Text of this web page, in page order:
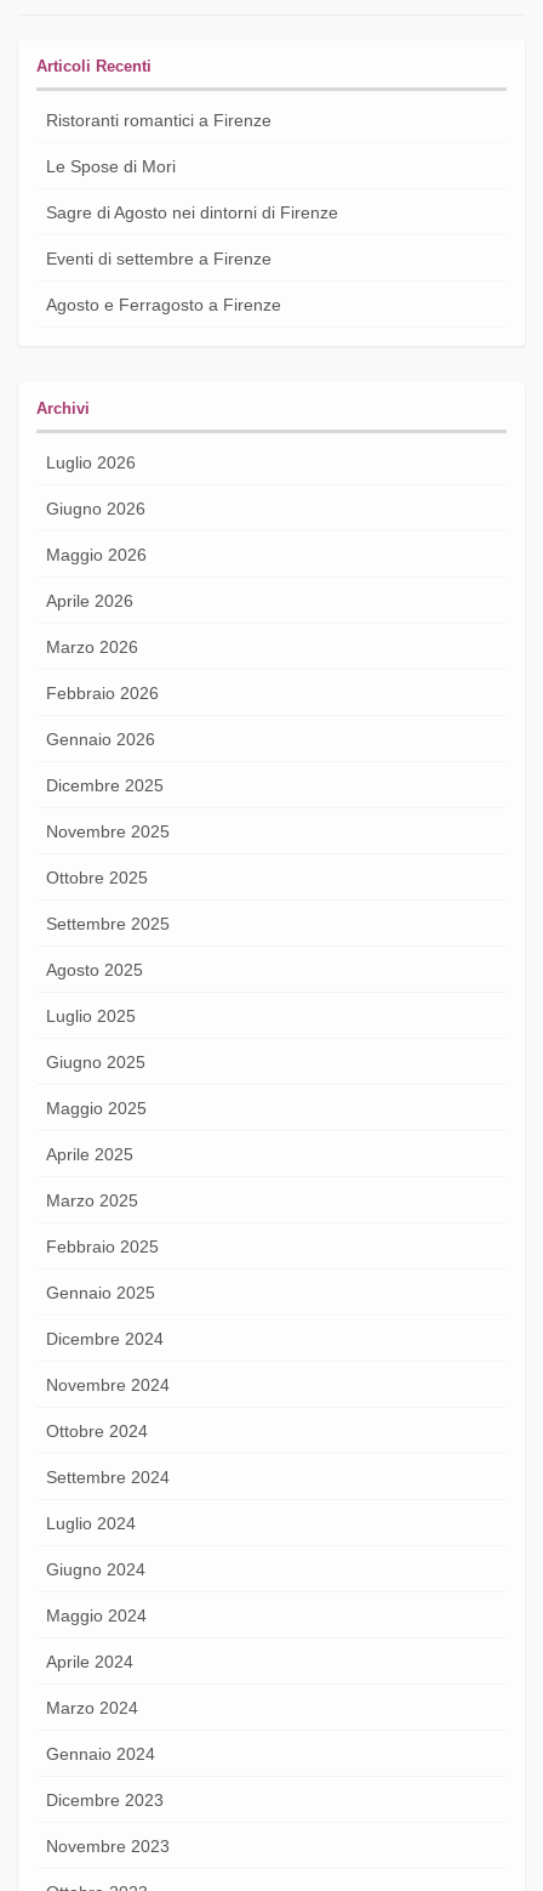
Articoli Recenti
Ristoranti romantici a Firenze
Le Spose di Mori
Sagre di Agosto nei dintorni di Firenze
Eventi di settembre a Firenze
Agosto e Ferragosto a Firenze
Archivi
Luglio 2026
Giugno 2026
Maggio 2026
Aprile 2026
Marzo 2026
Febbraio 2026
Gennaio 2026
Dicembre 2025
Novembre 2025
Ottobre 2025
Settembre 2025
Agosto 2025
Luglio 2025
Giugno 2025
Maggio 2025
Aprile 2025
Marzo 2025
Febbraio 2025
Gennaio 2025
Dicembre 2024
Novembre 2024
Ottobre 2024
Settembre 2024
Luglio 2024
Giugno 2024
Maggio 2024
Aprile 2024
Marzo 2024
Gennaio 2024
Dicembre 2023
Novembre 2023